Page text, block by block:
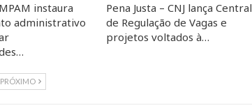
instaura
administrativo
Pena Justa – CNJ lança Central
de Regulação de Vagas e
projetos voltados à…
PRÓXIMO